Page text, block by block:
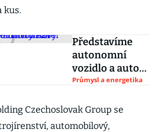
kus.
Představíme
autonomní
vozidlo a auto
na vodíkový
Tatry Pavel
Lazar
Průmysl a energetika
Czechoslovak Group se
automobilový,